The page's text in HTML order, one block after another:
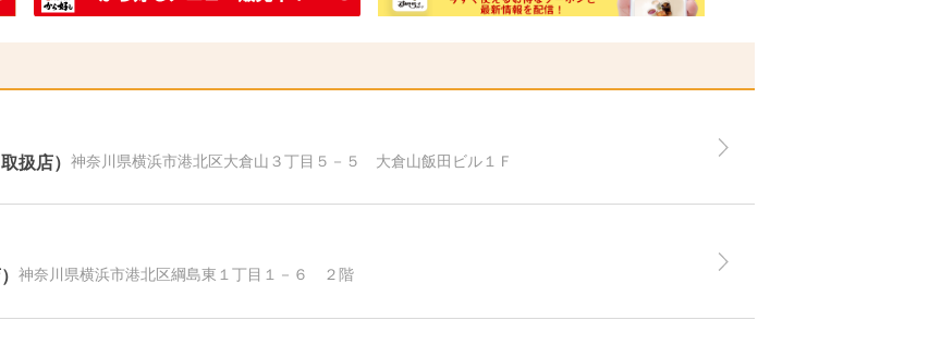
扱店） 神奈川県横浜市港北区大倉山３丁目５－５ 大倉山飯田ビル１Ｆ
神奈川県横浜市港北区綱島東１丁目１－６ ２階